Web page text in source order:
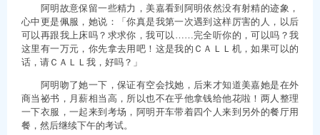
阿明故意保留一些精力，美嘉看到阿明依然没有射精的迹象，
心中更是佩服，她说：「你真是我第一次遇到这样厉害的人，以后
可以再跟我上床吗？求求你，我可以……完全听你的，可以吗？我
这里有一万元，你先拿去用吧！这是我的ＣＡＬＬ机，如果可以的
话，请ＣＡＬＬ我，好吗？」
阿明吻了她一下，保证有空会找她，后来才知道美嘉她是在外
商当祕书，月薪相当高，所以也不在乎他拿钱给他花啦！两人整理
一下衣服，一起来到考场，阿明开车带着四个人来到另外的餐厅用
餐，然后继续下午的考试。